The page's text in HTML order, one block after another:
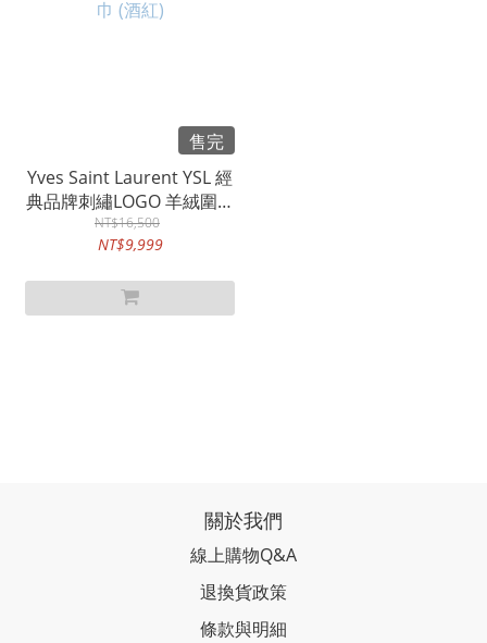
售完
Yves Saint Laurent YSL 經
典品牌刺繡LOGO 羊絨圍巾
(酒紅)
NT$16,500
NT$9,999
關於我們
線上購物Q&A
退換貨政策
條款與明細